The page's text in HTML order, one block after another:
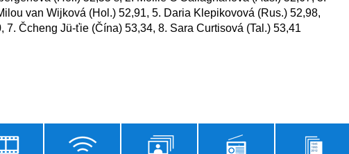
van Wijková (Hol.) 52,91, 5. Daria Klepikovová (Rus.) 52,98,
7. Čcheng Jü-ťie (Čína) 53,34, 8. Sara Curtisová (Tal.) 53,41